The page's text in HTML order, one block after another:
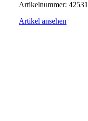
Artikelnummer:42531
Artikel ansehen